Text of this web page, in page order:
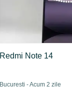
Redmi Note 14
Bucuresti - Acum 2 zile